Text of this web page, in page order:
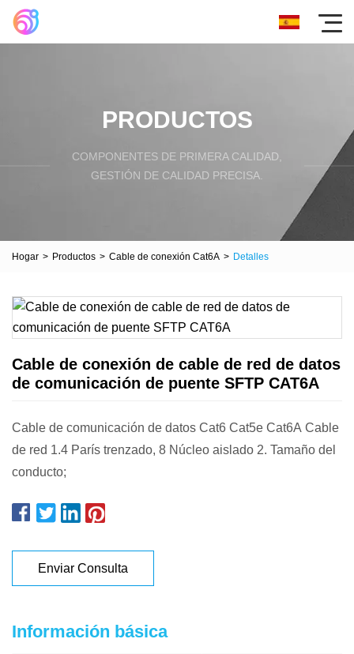
PRODUCTOS
COMPONENTES DE PRIMERA CALIDAD,
GESTIÓN DE CALIDAD PRECISA.
Hogar > Productos > Cable de conexión Cat6A > Detalles
Cable de conexión de cable de red de datos
de comunicación de puente SFTP CAT6A
Cable de comunicación de datos Cat6 Cat5e Cat6A Cable
de red 1.4 París trenzado, 8 Núcleo aislado 2. Tamaño del
conducto;
Enviar Consulta
Información básica